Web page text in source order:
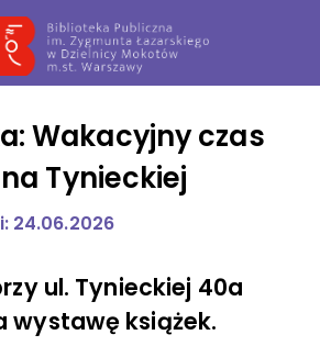
Wakacyjny czas
Tynieckiej
24.06.2026
ul. Tynieckiej 40a
wystawę książek.